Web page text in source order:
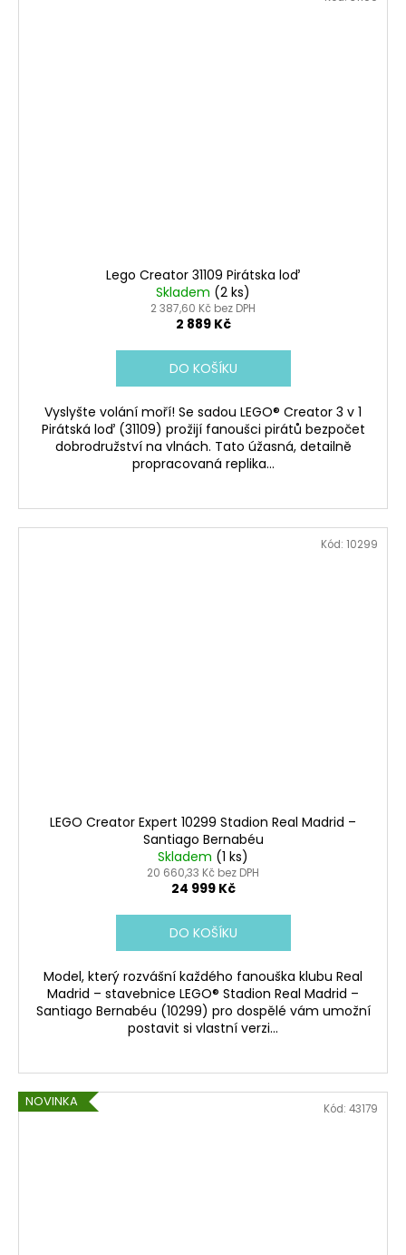
Lego Creator 31109 Pirátska loď
Skladem (2 ks)
2 387,60 Kč bez DPH
2 889 Kč
DO KOŠÍKU
Vyslyšte volání moří! Se sadou LEGO® Creator 3 v 1
Pirátská loď (31109) prožijí fanoušci pirátů bezpočet
dobrodružství na vlnách. Tato úžasná, detailně
propracovaná replika...
LEGO Creator Expert 10299 Stadion Real Madrid –
Santiago Bernabéu
Skladem (1 ks)
20 660,33 Kč bez DPH
24 999 Kč
DO KOŠÍKU
Model, který rozvášní každého fanouška klubu Real
Madrid – stavebnice LEGO® Stadion Real Madrid –
Santiago Bernabéu (10299) pro dospělé vám umožní
postavit si vlastní verzi...
Kód: 10299
NOVINKA Kód: 43179